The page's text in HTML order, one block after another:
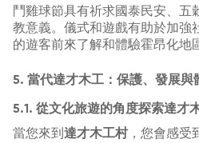
鬥雞球節具有祈求國泰民安、五
教意義。儀式和遊戲有助於加強
的遊客前來了解和體驗霍昂化地
5. 當代達才木工：保護、發展與
5.1. 從文化旅遊的角度探索達才
當您來到 達才木工村，您會感受